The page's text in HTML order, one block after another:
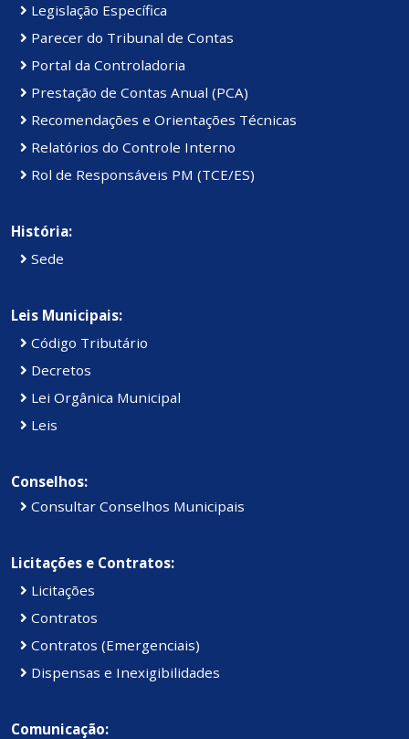
Legislação Específica
Parecer do Tribunal de Contas
Portal da Controladoria
Prestação de Contas Anual (PCA)
Recomendações e Orientações Técnicas
Relatórios do Controle Interno
Rol de Responsáveis PM (TCE/ES)
História:
Sede
Leis Municipais:
Código Tributário
Decretos
Lei Orgânica Municipal
Leis
Conselhos:
Consultar Conselhos Municipais
Licitações e Contratos:
Licitações
Contratos
Contratos (Emergenciais)
Dispensas e Inexigibilidades
Comunicação: